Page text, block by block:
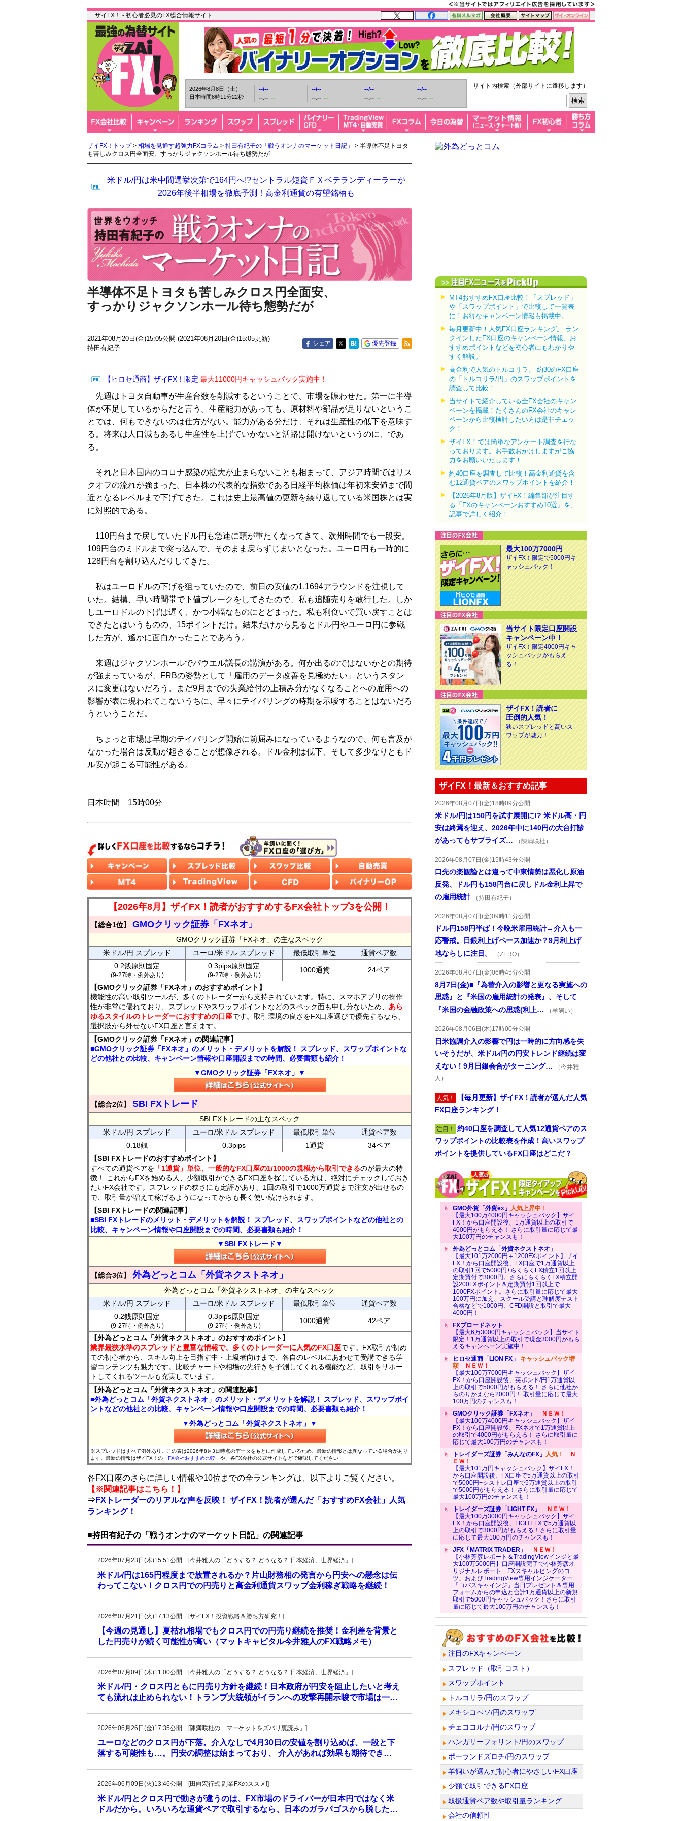
ザイFX！ - 初心者必見のFX総合情報サイト
2026年8月8日（土）
日本時間8時11分23秒
--/--
--.-- --
--/--
--.-- --
--/--
--.-- --
--/--
--.-- --
サイト内検索（外部サイトに遷移します）
ザイFX！トップ> 相場を見通す超強力FXコラム > 持田有紀子の「戦うオンナのマーケット日記」
> 半導体不足トヨタ
も苦しみクロス円全面安、すっかりジャクソンホール待ち態勢だが
米ドル/円は米中間選挙次第で164円へ!?セントラル短資ＦＸベテランディーラーが
2026年後半相場を徹底予測！高金利通貨の有望銘柄も
半導体不足トヨタも苦しみクロス円全面安、
すっかりジャクソンホール待ち態勢だが
2021年08月20日(金)15:05公開 (2021年08月20日(金)15:05更新)
持田有紀子
シェア 優先登録
【ヒロセ通商】ザイFX！限定 最大11000円キャッシュバック実施中！
先週はトヨタ自動車が生産台数を削減するということで、市場を賑わせた。第一に半導
体が不足しているからだと言う。生産能力があっても、原材料や部品が足りないというこ
とでは、何もできないのは仕方がない。能力がある分だけ、それは生産性の低下を意味す
る。将来は人口減もあるし生産性を上げていかないと活路は開けないというのに、であ
る。
それと日本国内のコロナ感染の拡大が止まらないことも相まって、アジア時間ではリス
クオフの流れが強まった。日本株の代表的な指数である日経平均株価は年初来安値まで間
近となるレベルまで下げてきた。これは史上最高値の更新を繰り返している米国株とは実
に対照的である。
110円台まで戻していたドル円も急速に頭が重たくなってきて、欧州時間でも一段安。
109円台のミドルまで突っ込んで、そのまま戻らずじまいとなった。ユーロ円も一時的に
128円台を割り込んだりしてきた。
私はユーロドルの下げを狙っていたので、前日の安値の1.1694アラウンドを注視して
いた。結構、早い時間帯で下値ブレークをしてきたので、私も追随売りを敢行した。しか
しユーロドルの下げは遅く、かつ小幅なものにとどまった。私も利食いで買い戻すことは
できたとはいうものの、15ポイントだけ。結果だけから見るとドル円やユーロ円に参戦
した方が、遙かに面白かったことであろう。
来週はジャクソンホールでパウエル議長の講演がある。何か出るのではないかとの期待
が強まっているが、FRBの姿勢として「雇用のデータ改善を見極めたい」というスタン
スに変更はないだろう。まだ9月までの失業給付の上積み分がなくなることへの雇用への
影響が表に現われてこないうちに、早々にテイパリングの時期を示唆することはないだろ
うということだ。
ちょっと市場は早期のテイパリング開始に前屈みになっているようなので、何も言及が
なかった場合は反動が起きることが想像される。ドル金利は低下、そして多少なりともド
ル安が起こる可能性がある。
日本時間 15時00分
【2026年8月】ザイFX！読者がおすすめするFX会社トップ3を公開！
【総合1位】 GMOクリック証券「FXネオ」
GMOクリック証券「FXネオ」の主なスペック
米ドル/円 スプレッド
ユーロ/米ドル スプレッド 最低取引単位
通貨ペア数
0.2銭原則固定
(9-27時・例外あり)
0.3pips原則固定
(9-27時・例外あり)
1000通貨 24ペア
【GMOクリック証券「FXネオ」のおすすめポイント】
機能性の高い取引ツールが、多くのトレーダーから支持されています。特に、スマホアプリの操作
性が非常に優れており、スプレッドやスワップポイントなどのスペック面も申し分ないため、 あら
ゆるスタイルのトレーダーにおすすめの口座です。取引環境の良さをFX口座選びで優先するなら、
選択肢から外せないFX口座と言えます。
【GMOクリック証券「FXネオ」の関連記事】
■GMOクリック証券「FXネオ」のメリット・デメリットを解説！ スプレッド、スワップポイントな
どの他社との比較、キャンペーン情報や口座開設までの時間、必要書類も紹介！
▼GMOクリック証券「FXネオ」▼
【総合2位】 SBI FXトレード
SBI FXトレードの主なスペック
米ドル/円 スプレッド
ユーロ/米ドル スプレッド 最低取引単位
通貨ペア数
0.18銭
0.3pips 1通貨
34ペア
【SBI FXトレードのおすすめポイント】
すべての通貨ペアを 「1通貨」単位、一般的なFX口座の1/1000の規模から取引できるのが最大の特
徴！ これからFXを始める人、少額取引ができるFX口座を探している方は、絶対にチェックしておき
たいFX会社です。スプレッドの狭さにも定評があり、1回の取引で1000万通貨まで注文が出せるの
で、取引量が増えて稼げるようになってからも長く使い続けられます。
【SBI FXトレードの関連記事】
■SBI FXトレードのメリット・デメリットを解説！ スプレッド、スワップポイントなどの他社との
比較、キャンペーン情報や口座開設までの時間、必要書類も紹介！
▼SBI FXトレード▼
【総合3位】 外為どっとコム「外貨ネクストネオ」
外為どっとコム「外貨ネクストネオ」の主なスペック
米ドル/円 スプレッド
ユーロ/米ドル スプレッド 最低取引単位
通貨ペア数
0.2銭原則固定
(9-27時・例外あり)
0.3pips原則固定
(9-27時・例外あり)
1000通貨 42ペア
【外為どっとコム「外貨ネクストネオ」のおすすめポイント】
業界最狭水準のスプレッドと豊富な情報で、多くのトレーダーに人気のFX口座です。FX取引が初め
ての初心者から、スキル向上を目指す中・上級者向けまで、各自のレベルにあわせて受講できる学
習コンテンツも魅力です。比較チャートや相場の先行きを予測してくれる機能など、取引をサポー
トしてくれるツールも充実しています。
【外為どっとコム「外貨ネクストネオ」の関連記事】
■外為どっとコム「外貨ネクストネオ」のメリット・デメリットを解説！ スプレッド、スワップポイ
ントなどの他社との比較、キャンペーン情報や口座開設までの時間、必要書類も紹介！
▼外為どっとコム「外貨ネクストネオ」▼
※スプレッドはすべて例外あり。この表は2026年8月3日時点のデータをもとに作成しているため、最新の情報とは異なっている場合があり
ます。最新の情報はザイFX！の 「FX会社おすすめ比較」 や、各FX会社の公式サイトなどで確認してください
各FX口座のさらに詳しい情報や10位までの全ランキングは、以下よりご覧ください。
【※関連記事はこちら！】
⇒FXトレーダーのリアルな声を反映！ ザイFX！読者が選んだ「おすすめFX会社」人気
ランキング！
■持田有紀子の「戦うオンナのマーケット日記」の関連記事
2026年07月23日(木)15:51公開 [今井雅人の「どうする？ どうなる？ 日本経済、世界経済」]
米ドル/円は165円程度まで放置されるか？片山財務相の発言から円安への懸念は伝
わってこない！クロス円での円売りと高金利通貨スワップ金利稼ぎ戦略を継続！
2026年07月21日(火)17:13公開 [ザイFX！投資戦略＆勝ち方研究！]
【今週の見通し】夏枯れ相場でもクロス円での円売り継続を推奨！金利差を背景と
した円売りが続く可能性が高い（マットキャピタル今井雅人のFX戦略メモ）
2026年07月09日(木)11:00公開 [今井雅人の「どうする？ どうなる？ 日本経済、世界経済」]
米ドル/円・クロス円ともに円売り方針を継続！日本政府が円安を阻止したいと考え
ても流れは止められない！トランプ大統領がイランへの攻撃再開示唆で市場は一…
2026年06月26日(金)17:35公開 [陳満咲杜の「マーケットをズバリ裏読み」]
ユーロなどのクロス円が下落。介入なしで4月30日の安値を割り込めば、一段と下
落する可能性も…。円安の調整は始まっており、 介入があれば効果も期待でき…
2026年06月09日(火)13:46公開 [田向宏行式 副業FXのススメ!]
米ドル/円とクロス円で動きが違うのは、FX市場のドライバーが日本円ではなく米
ドルだから。いろいろな通貨ペアで取引するなら、日本のガラパゴスから脱した…
MT4おすすめFX口座比較！「スプレッド」
や「スワップポイント」で比較して一覧表
に！お得なキャンペーン情報も掲載中。
毎月更新中！人気FX口座ランキング。 ラン
クインしたFX口座のキャンペーン情報、お
すすめポイントなどを初心者にもわかりや
すく解説。
高金利で人気のトルコリラ。 約30のFX口座
の「トルコリラ/円」のスワップポイントを
調査して比較！
当サイトで紹介している全FX会社のキャン
ペーンを掲載！たくさんのFX会社のキャン
ペーンから比較検討したい方は是非チェッ
ク！
ザイFX！では簡単なアンケート調査を行な
っております。お手数おかけしますがご協
力をお願いいたします！
約40口座を調査して比較！高金利通貨を含
む12通貨ペアのスワップポイントを紹介！
【2026年8月版】ザイFX！編集部が注目す
る「FXのキャンペーンおすすめ10選」を、
記事で詳しく紹介！
最大100万7000円
ザイFX！限定で5000円キ
ャッシュバック！
当サイト限定口座開設
キャンペーン中！
ザイFX！限定4000円キャ
ッシュバックがもらえ
る！
ザイFX！読者に
圧倒的人気！
狭いスプレッドと高いス
ワップが魅力！
ザイFX！最新＆おすすめ記事
2026年08月07日(金)18時09分公開
米ドル/円は150円を試す展開に!? 米ドル高・円
安は終焉を迎え、2026年中に140円の大台打診
があってもサプライズ…
（陳満咲杜）
2026年08月07日(金)15時43分公開
口先の楽観論とは違って中東情勢は悪化し原油
反発、ドル円も158円台に戻しドル金利上昇で
の雇用統計
（持田有紀子）
2026年08月07日(金)09時11分公開
ドル円158円半ば！今晩米雇用統計→介入も一
応警戒。日銀利上げペース加速か？9月利上げ
地ならしに注目。
（ZERO）
2026年08月07日(金)06時45分公開
8月7日(金)■『為替介入の影響と更なる実施への
思惑』と『米国の雇用統計の発表』、そして
『米国の金融政策への思惑(利上…
（羊飼い）
2026年08月06日(木)17時00分公開
日米協調介入の影響で円は一時的に方向感を失
いそうだが、米ドル/円の円安トレンド継続は変
えない！9月日銀会合がターニング…
（今井雅
人）
人気！ 【毎月更新】ザイFX！読者が選んだ人気
FX口座ランキング！
注目！ 約40口座を調査して人気12通貨ペアのス
ワップポイントの比較表を作成！高いスワップ
ポイントを提供しているFX口座はどこだ？
GMO外貨「外貨ex」 人気上昇中！
【最大100万4000円キャッシュバック】ザイ
FX！から口座開設後、1万通貨以上の取引で
4000円がもらえる！ さらに取引量に応じて最
大100万円のチャンスも！
外為どっとコム「外貨ネクストネオ」
【最大101万2000円＋1200FXポイント】ザイ
FX！から口座開設後、FX口座で1万通貨以上
の取引1回で5000円+らくらくFX積立1回以上
定期買付で3000円。さらにらくらくFX積立開
設200FXポイント＆定期買付1回以上で
1000FXポイント。さらに取引量に応じて最大
100万円に加え、スクール受講と理解度テスト
合格などで1000円、CFD開設と取引で最大
4000円！
FXブロードネット
【最大6万3000円キャッシュバック】当サイト
限定！1万通貨以上の取引で現金3000円がもら
えるキャンペーン実施中！
ヒロセ通商「LION FX」 キャッシュバック増
額ＮＥＷ！
【最大100万7000円キャッシュバック】ザイ
FX！から口座開設後、英ポンド/円1万通貨以
上の取引で5000円がもらえる！ さらに他社か
らのりかえなら2000円！ 取引量に応じて最大
100万円のチャンスも！
GMOクリック証券「FXネオ」
ＮＥＷ！
【最大100万4000円キャッシュバック】ザイ
FX！から口座開設後、FXネオで1万通貨以上
の取引で4000円がもらえる！ さらに取引量に
応じて最大100万円のチャンスも！
トレイダーズ証券「みんなのFX」 人気！
Ｎ
ＥＷ！
【最大101万円キャッシュバック】ザイFX！
から口座開設後、FX口座で5万通貨以上の取引
で5000円+シストレ口座で5万通貨以上の取引
で5000円がもらえる！ さらに取引量に応じて
最大100万円のチャンスも！
トレイダーズ証券「LIGHT FX」
ＮＥＷ！
【最大100万3000円キャッシュバック】ザイ
FX！から口座開設後、LIGHT FXで5万通貨以
上の取引で3000円がもらえる！さらに取引量
に応じて最大100万円のチャンスも！
JFX「MATRIX TRADER」
ＮＥＷ！
【小林芳彦レポート＆TradingViewインジと最
大100万5000円】口座開設完了で小林芳彦オ
リジナルレポート「FXスキャルピングのコ
ツ」およびTradingView専用インジケーター
「コバスキャインジ」当日プレゼント＆専用
フォームからの申込と合計1万通貨以上の新規
取引で5000円キャッシュバック！さらに取引
量に応じて最大100万円のチャンスも！
注目のFXキャンペーン
スプレッド（取引コスト）
スワップポイント
トルコリラ/円のスワップ
メキシコペソ/円のスワップ
チェココルナ/円のスワップ
ハンガリーフォリント/円のスワップ
ポーランドズロチ/円のスワップ
羊飼いが選んだ初心者にやさしいFX口座
少額で取引できるFX口座
取扱通貨ペア数や取引量ランキング
会社の信頼性